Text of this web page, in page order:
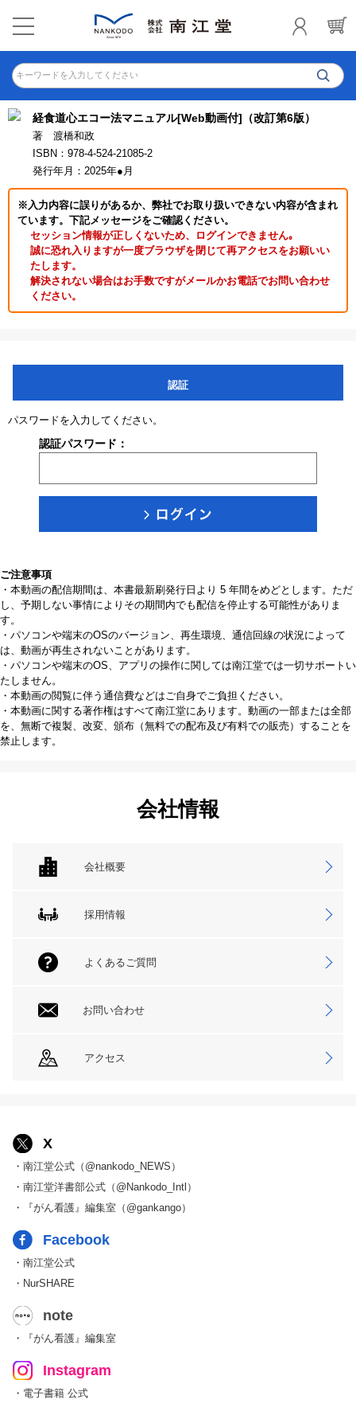
キーワードを入力してください
経食道心エコー法マニュアル[Web動画付]（改訂第6版）
著 渡橋和政
ISBN：978-4-524-21085-2
発行年月：2025年●月
※入力内容に誤りがあるか、弊社でお取り扱いできない内容が含まれ
ています。下記メッセージをご確認ください。
セッション情報が正しくないため、ログインできません｡
誠に恐れ入りますが一度ブラウザを閉じて再アクセスをお願いい
たします。
解決されない場合はお手数ですがメールかお電話でお問い合わせ
ください。
認証
パスワードを入力してください。
認証パスワード：
ご注意事項
・本動画の配信期間は、本書最新刷発行日より 5 年間をめどとします。ただ
し、予期しない事情によりその期間内でも配信を停止する可能性がありま
す。
・パソコンや端末のOSのバージョン、再生環境、通信回線の状況によって
は、動画が再生されないことがあります。
・パソコンや端末のOS、アプリの操作に関しては南江堂では一切サポートい
たしません。
・本動画の閲覧に伴う通信費などはご自身でご負担ください。
・本動画に関する著作権はすべて南江堂にあります。動画の一部または全部
を、無断で複製、改変、頒布（無料での配布及び有料での販売）することを
禁止します。
会社情報
会社概要
採用情報
よくあるご質問
お問い合わせ
アクセス
X
・南江堂公式（@nankodo_NEWS）
・南江堂洋書部公式（@Nankodo_Intl）
・『がん看護』編集室（@gankango）
Facebook
・南江堂公式
・NurSHARE
note
・『がん看護』編集室
Instagram
・電子書籍 公式